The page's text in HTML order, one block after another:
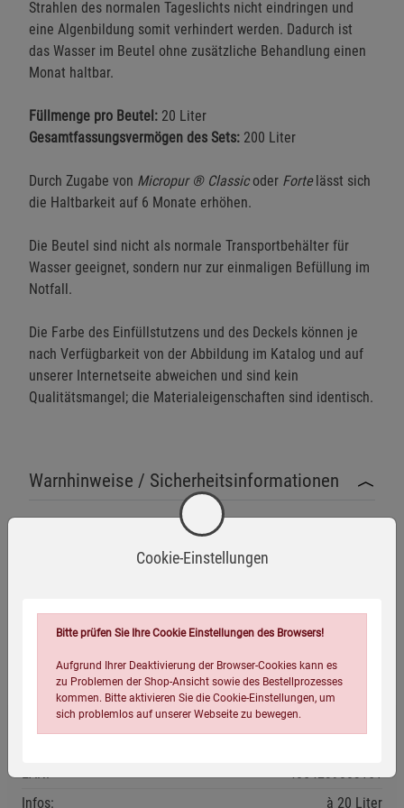
Strahlen des normalen Tageslichts nicht eindringen und
eine Algenbildung somit verhindert werden. Dadurch ist
das Wasser im Beutel ohne zusätzliche Behandlung einen
Monat haltbar.
Füllmenge pro Beutel: 20 Liter
Gesamtfassungsvermögen des Sets: 200 Liter
Durch Zugabe von Micropur ® Classicoder Fortelässt sich
die Haltbarkeit auf 6 Monate erhöhen.
Die Beutel sind nicht als normale Transportbehälter für
Wasser geeignet, sondern nur zur einmaligen Befüllung im
Notfall.
Die Farbe des Einfüllstutzens und des Deckels können je
nach Verfügbarkeit von der Abbildung im Katalog und auf
unserer Internetseite abweichen und sind kein
Qualitätsmangel; die Materialeigenschaften sind identisch.
Warnhinweise / Sicherheitsinformationen
Dieser Artikel ist ausschließlich zur einmaligen
Wasserbeutel nicht über die empfohlene Füllmenge von
20 Litern pro Beutel belasten, um ein Reißen des
Materials zu vermeiden.
Der Beutel ist nicht für den Transport von Wasser oder
anderen Flüssigkeiten geeignet.
können die Haltbarkeit des Wassers und die
Herstellerinformationen
Eigenschaften
Infos:
à 20 Liter
Cookie-Einstellungen
Bitte prüfen Sie Ihre Cookie Einstellungen des Browsers!
Aufgrund Ihrer Deaktivierung der Browser-Cookies kann es
zu Problemen der Shop-Ansicht sowie des Bestellprozesses
kommen. Bitte aktivieren Sie die Cookie-Einstellungen, um
sich problemlos auf unserer Webseite zu bewegen.